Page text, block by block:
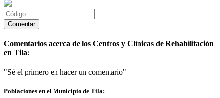
Comentarios acerca de los Centros y Clínicas de Rehabilitación
en Tila:
"Sé el primero en hacer un comentario"
Poblaciones en el Municipio de Tila: